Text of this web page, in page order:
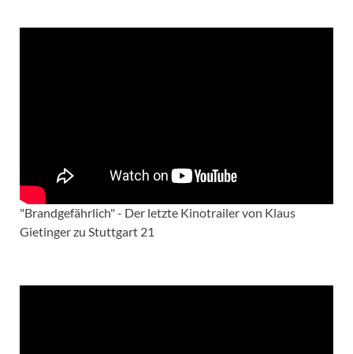
"Brandgefährlich" - Der letzte Kinotrailer von Klaus
Gietinger zu Stuttgart 21